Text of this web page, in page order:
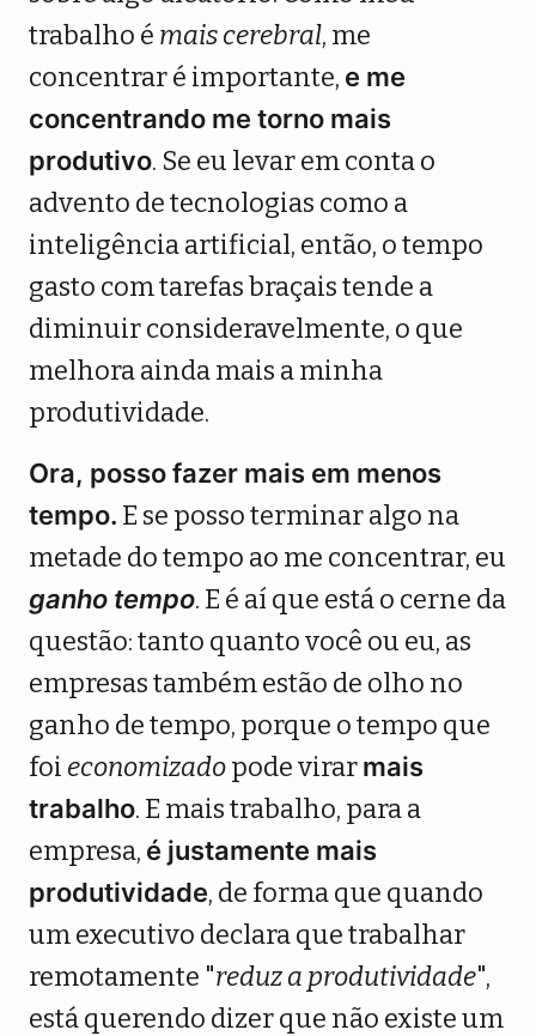
trabalho é mais cerebral, me
concentrar é importante, e me
concentrando me torno mais
produtivo. Se eu levar em conta o
advento de tecnologias como a
inteligência artificial, então, o tempo
gasto com tarefas braçais tende a
diminuir consideravelmente, o que
melhora ainda mais a minha
produtividade.
Ora, posso fazer mais em menos
tempo. E se posso terminar algo na
metade do tempo ao me concentrar, eu
ganho tempo. E é aí que está o cerne da
questão: tanto quanto você ou eu, as
empresas também estão de olho no
ganho de tempo, porque o tempo que
foi economizadopode virarmais
trabalho. E mais trabalho, para a
empresa, é justamente mais
produtividade, de forma que quando
um executivo declara que trabalhar
remotamente "reduz a produtividade",
está querendo dizer que não existe um